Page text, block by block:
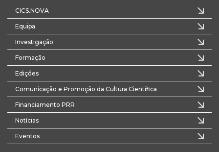
CICS.NOVA
Equipa
Investigação
Formação
Edições
Comunicação e Promoção da Cultura Científica
Financiamento PRR
Notícias
Eventos